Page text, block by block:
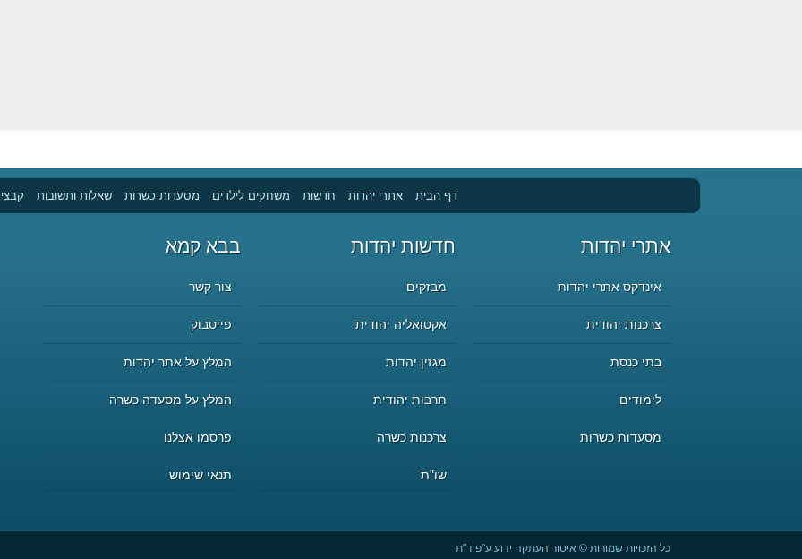
דף הבית אתרי יהדות חדשות משחקים לילדים מסעדות כשרות שאלות ותשובות
אתרי יהדות
אינדקס אתרי יהדות
צרכנות יהודית
בתי כנסת
לימודים
מסעדות כשרות
חדשות יהדות
מבזקים
אקטואליה יהודית
מגזין יהדות
תרבות יהודית
צרכנות כשרה
שו"ת
בבא קמא
צור קשר
פייסבוק
המלץ על אתר יהדות
המלץ על מסעדה כשרה
פרסמו אצלנו
תנאי שימוש
כל הזכויות שמורות © איסור העתקה ידוע ע"פ ד"ת